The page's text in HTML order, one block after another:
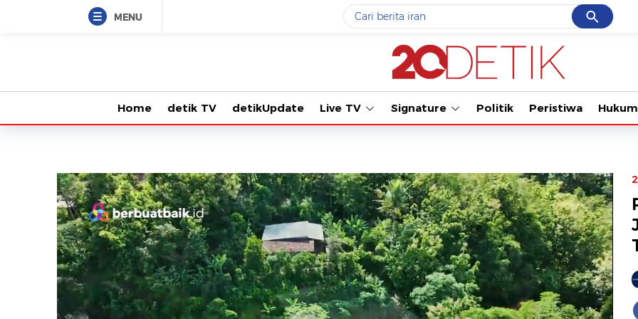
MENU Cancel
Yang sedang ramai dicari
data live draw sgp
#3prabowo
#5gempa hari ini
Promoted
Terakhir yang dicari
Loading...
Home detik TV detikUpdate Live TV Signature Politik Peristiwa Hukum